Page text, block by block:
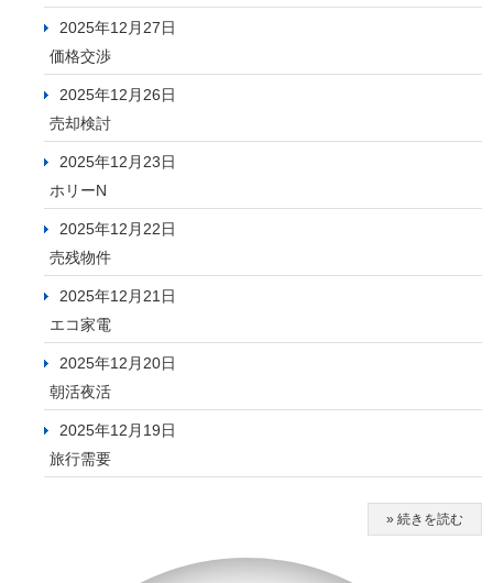
2025年12月27日
価格交渉
2025年12月26日
売却検討
2025年12月23日
ホリーN
2025年12月22日
売残物件
2025年12月21日
エコ家電
2025年12月20日
朝活夜活
2025年12月19日
旅行需要
» 続きを読む